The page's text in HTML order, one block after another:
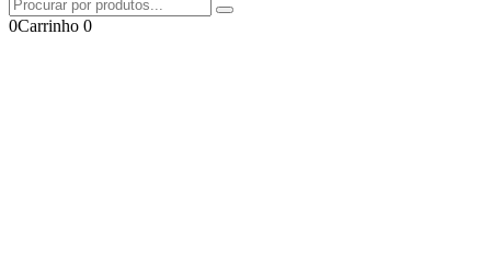
0Carrinho 0